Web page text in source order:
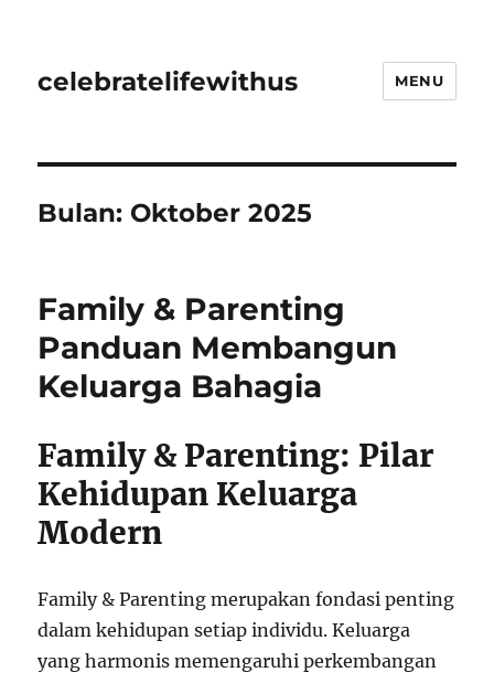
celebratelifewithus MENU
Bulan: Oktober 2025
Family & Parenting
Panduan Membangun
Keluarga Bahagia
Family & Parenting: Pilar
Kehidupan Keluarga
Modern
Family & Parenting merupakan fondasi penting
dalam kehidupan setiap individu. Keluarga
yang harmonis memengaruhi perkembangan